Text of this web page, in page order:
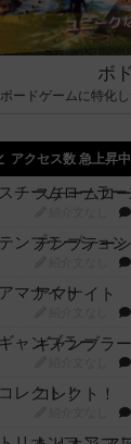
ボ
ボードゲームに特化
アクセス数 急上昇中
スチームロ
テンプテー
アマナイト
ギャンブラー
コレクト！